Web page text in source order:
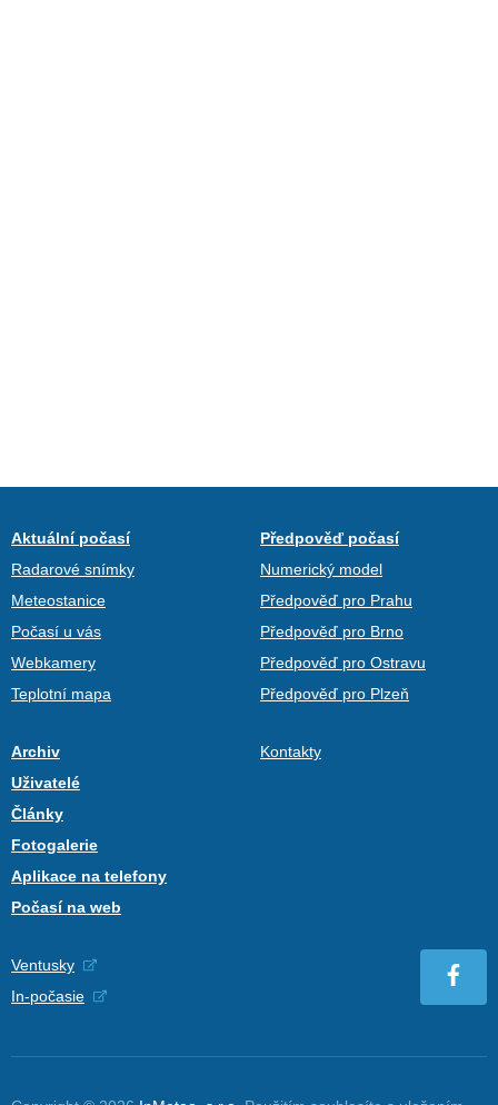
Aktuální počasí
Radarové snímky
Meteostanice
Počasí u vás
Webkamery
Teplotní mapa
Předpověď počasí
Numerický model
Předpověď pro Prahu
Předpověď pro Brno
Předpověď pro Ostravu
Předpověď pro Plzeň
Archiv
Uživatelé
Články
Fotogalerie
Aplikace na telefony
Počasí na web
Kontakty
Ventusky
In-počasie